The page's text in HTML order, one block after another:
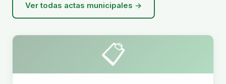
Ver todas actas municipales →
📋